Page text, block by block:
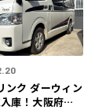
ンク ダーウィン
庫！大阪府大